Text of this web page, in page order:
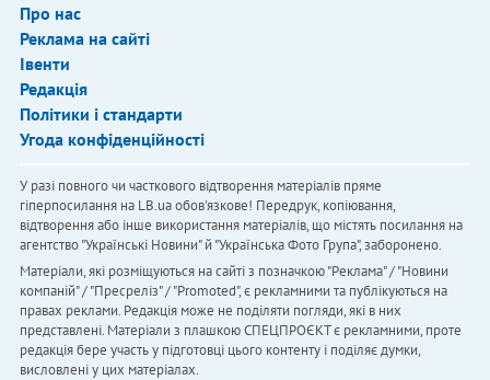
Про нас
Реклама на сайті
Івенти
Редакція
Політики і стандарти
Угода конфіденційності
У разі повного чи часткового відтворення матеріалів пряме
гіперпосилання на LB.ua обов'язкове! Передрук, копіювання,
відтворення або інше використання матеріалів, що містять посилання на
агентство "Українськi Новини" й "Українська Фото Група", заборонено.
Матеріали, які розміщуються на сайті з позначкою "Реклама" / "Новини
компаній" / "Пресреліз" / "Promoted", є рекламними та публікуються на
правах реклами. Редакція може не поділяти погляди, які в них
представлені. Матеріали з плашкою СПЕЦПРОЄКТ є рекламними, проте
редакція бере участь у підготовці цього контенту і поділяє думки,
висловлені у цих матеріалах.